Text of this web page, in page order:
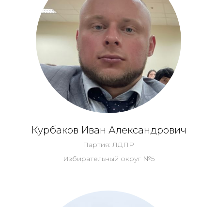
Курбаков Иван Александрович
Партия: ЛДПР
Избирательный округ №5